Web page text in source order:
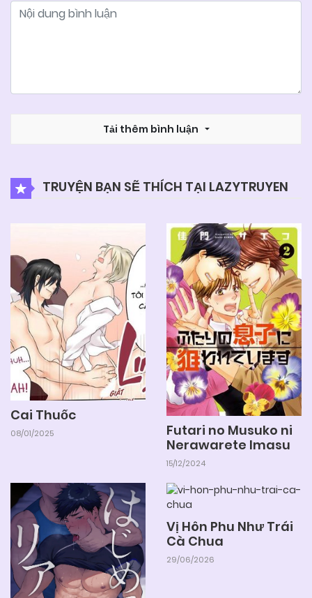
26/06/2026
Chapter 61
Chapter 59 26/06/2026
Chapter 58 26/06/2026
Chapter 57 26/06/2026
Chapter 56 26/06/2026
Chapter 54 26/06/2026
Chapter 53 26/06/2026
Tải thêm bình luận
TRUYỆN BẠN SẼ THÍCH TẠI LAZYTRUYEN
Cai Thuốc
08/01/2025
Futari no Musuko ni
Nerawarete Imasu
15/12/2024
Vị Hôn Phu Như Trái
Cà Chua
29/06/2026